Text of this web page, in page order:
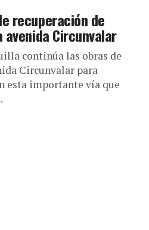
recuperación de
Circunvalar
continúa las obras de
Circunvalar para
esta importante vía que